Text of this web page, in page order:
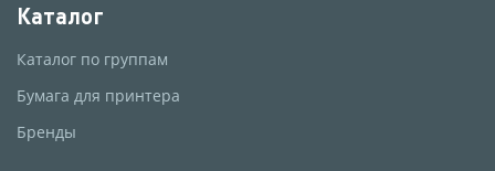
Каталог
Каталог по группам
Бумага для принтера
Бренды